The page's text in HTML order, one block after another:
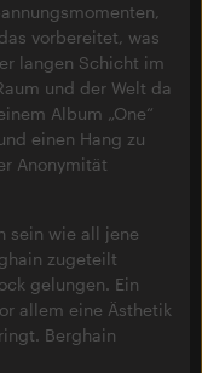
vorbereitet, was
langen Schicht im
und der Welt da
Album „One“
einen Hang zu
Anonymität
sein wie all jene
zugeteilt
gelungen. Ein
allem eine Ästhetik
Berghain